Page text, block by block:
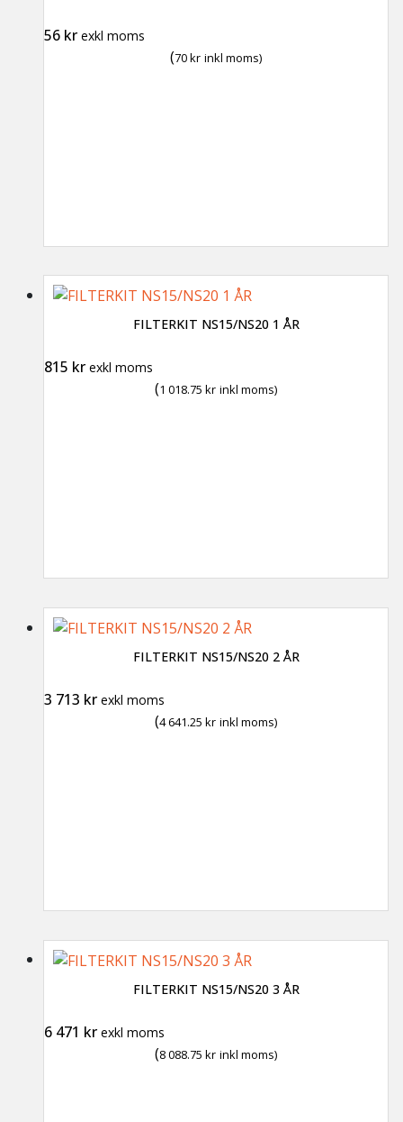
56 kr exkl moms
(70kr inkl moms)
FILTERKIT NS15/NS20 1 ÅR
815 kr exkl moms
(1 018.75 kr inkl moms)
FILTERKIT NS15/NS20 2 ÅR
3 713 kr exkl moms
(4 641.25 kr inkl moms)
FILTERKIT NS15/NS20 3 ÅR
6 471 kr exkl moms
(8 088.75 kr inkl moms)